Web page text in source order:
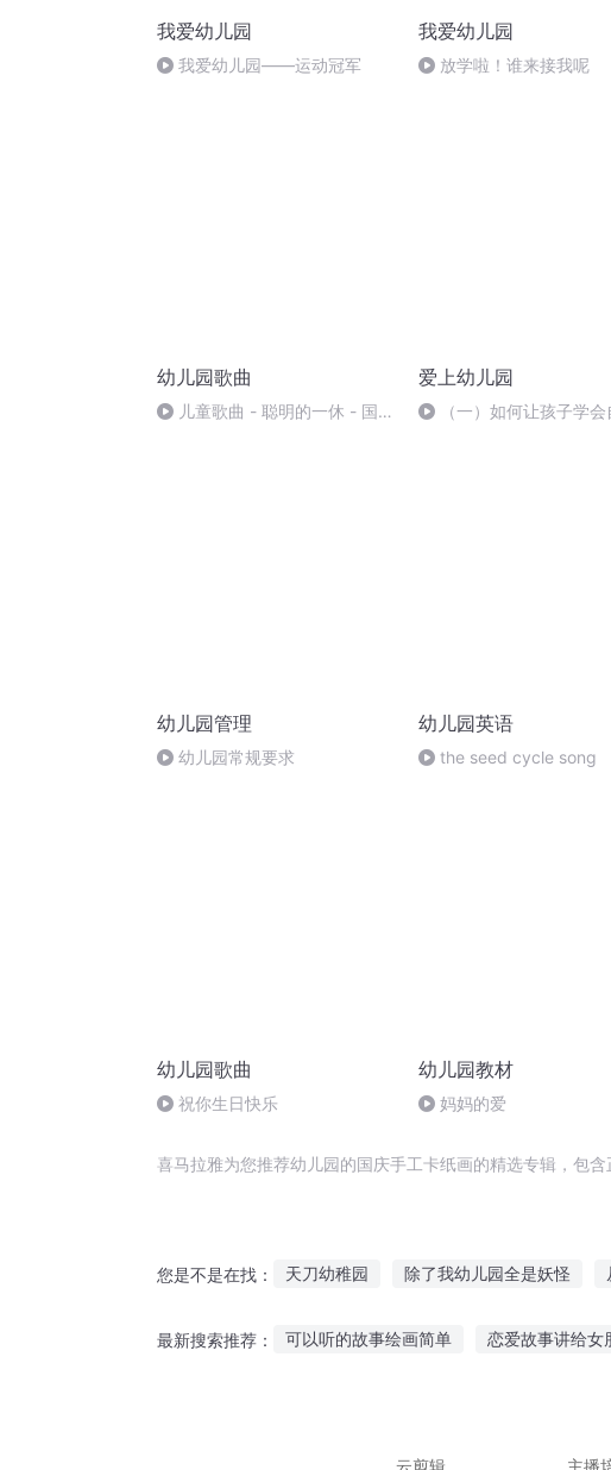
我爱幼儿园
我爱幼儿园——运动冠军
我爱幼儿园
放学啦！谁来接我呢
幼儿园歌曲
儿童歌曲 - 聪明的一休 - 国语
爱上幼儿园
（一）如何让孩子学会
幼儿园管理
幼儿园常规要求
幼儿园英语
the seed cycle song
幼儿园歌曲
祝你生日快乐
幼儿园教材
妈妈的爱
喜马拉雅为您推荐幼儿园的国庆手工卡纸画的精选专辑，包
您是不是在找： 天刀幼稚园 除了我幼儿园全是妖怪
最新搜索推荐： 可以听的故事绘画简单 恋爱故事讲给女
云剪辑
主播